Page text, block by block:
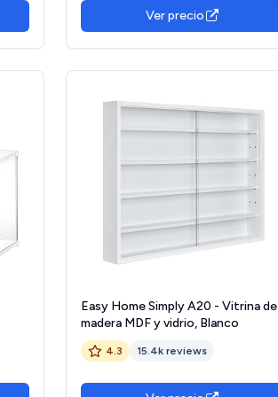
Ver precio
x
Easy Home Simply A20 - Vitrina de
madera MDF y vidrio, Blanco
4.3 15.4k reviews